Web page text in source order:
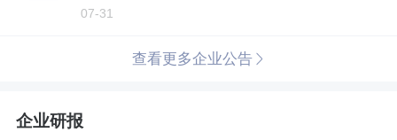
的自查报告
07-31
查看更多企业公告
企业研报